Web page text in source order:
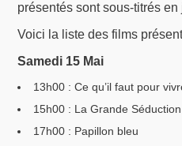
présentés sont sous-titrés en
Voici la liste des films
Samedi 15 Mai
13h00 : Ce qu’il faut pour
15h00 : La Grande Séduction
17h00 : Papillon bleu